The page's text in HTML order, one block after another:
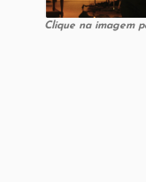
Clique na imagem